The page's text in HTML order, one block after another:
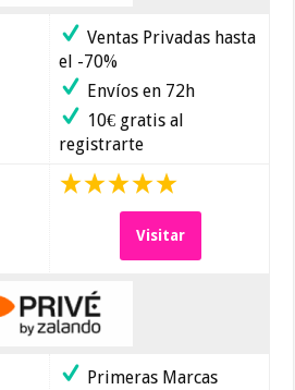
Ventas Privadas hasta
el -70%
Envíos en 72h
10€ gratis al
registrarte
Visitar
Primeras Marcas